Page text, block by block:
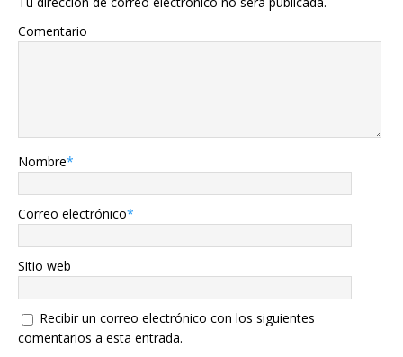
Comentario
Nombre*
Correo electrónico*
Sitio web
Recibir un correo electrónico con los siguientes
comentarios a esta entrada.